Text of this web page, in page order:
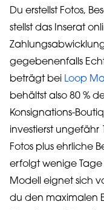
Du erstellst Fotos,
stellst das Inserat
gegebenenfalls
beträgt bei Loop
behältst also 80 %
Konsignations-
investierst ungefähr
Fotos plus ehrliche
erfolgt wenige Tage
Modell eignet sich
du den maximalen